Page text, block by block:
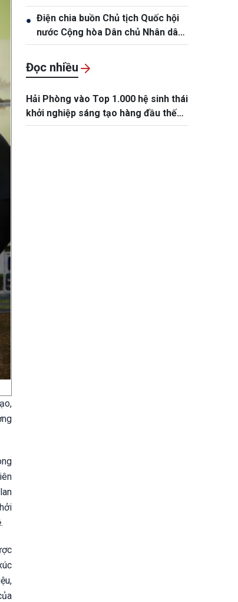
Saysomphone Phomvihane
● Điện chia buồn Chủ tịch Quốc hội
nước Cộng hòa Dân chủ Nhân dân
Lào Saysomphone Phomvihane
Đọc nhiều
Hải Phòng vào Top 1.000 hệ sinh thái
khởi nghiệp sáng tạo hàng đầu thế
giới